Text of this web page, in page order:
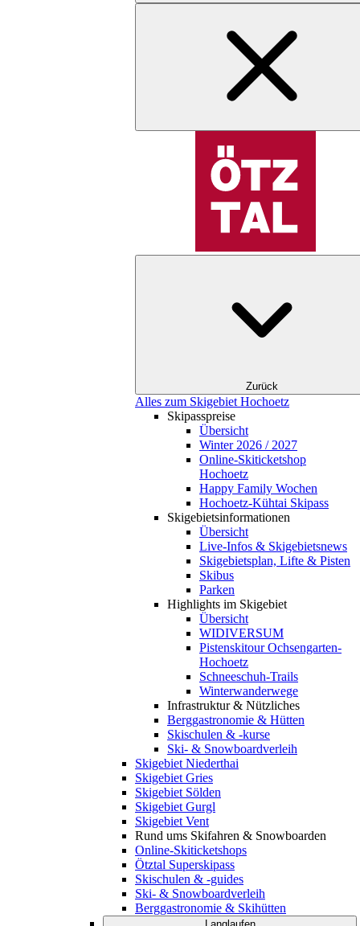
Zurück
Alles zum Skigebiet Hochoetz
Skipasspreise
Übersicht
Winter 2026 / 2027
Online-Skiticketshop
Hochoetz
Happy Family Wochen
Hochoetz-Kühtai Skipass
Skigebietsinformationen
Übersicht
Live-Infos & Skigebietsnews
Skigebietsplan, Lifte & Pisten
Skibus
Parken
Highlights im Skigebiet
Übersicht
WIDIVERSUM
Pistenskitour Ochsengarten-
Hochoetz
Schneeschuh-Trails
Winterwanderwege
Infrastruktur & Nützliches
Berggastronomie & Hütten
Skischulen & -kurse
Ski- & Snowboardverleih
Skigebiet Niederthai
Skigebiet Gries
Skigebiet Sölden
Skigebiet Gurgl
Skigebiet Vent
Rund ums Skifahren & Snowboarden
Online-Skiticketshops
Ötztal Superskipass
Skischulen & -guides
Ski- & Snowboardverleih
Berggastronomie & Skihütten